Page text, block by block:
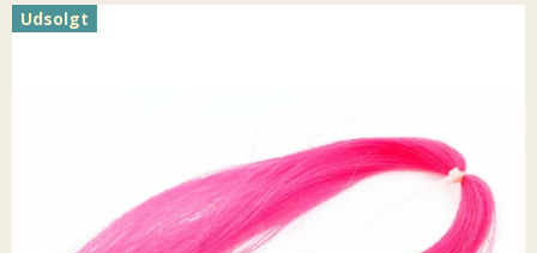
Udsolgt